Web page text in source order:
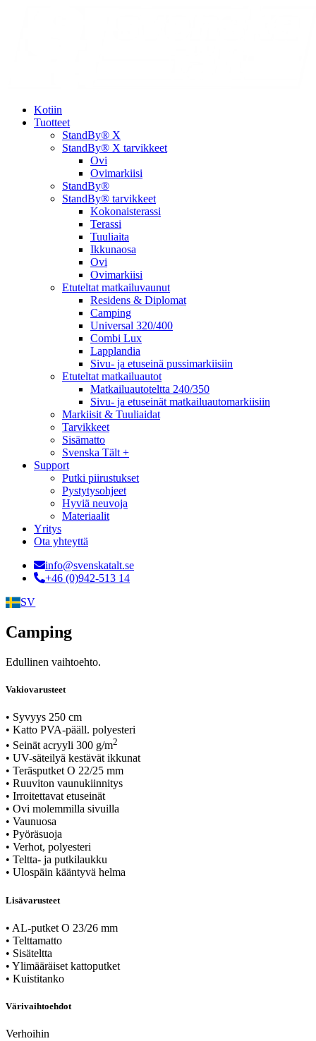
Kotiin
Tuotteet
StandBy® X
StandBy® X tarvikkeet
Ovi
Ovimarkiisi
StandBy®
StandBy® tarvikkeet
Kokonaisterassi
Terassi
Tuuliaita
Ikkunaosa
Ovi
Ovimarkiisi
Etuteltat matkailuvaunut
Residens & Diplomat
Camping
Universal 320/400
Combi Lux
Lapplandia
Sivu- ja etuseinä pussimarkiisiin
Etuteltat matkailuautot
Matkailuautoteltta 240/350
Sivu- ja etuseinät matkailuautomarkiisiin
Markiisit & Tuuliaidat
Tarvikkeet
Sisämatto
Svenska Tält +
Support
Putki piirustukset
Pystytysohjeet
Hyviä neuvoja
Materiaalit
Yritys
Ota yhteyttä
info@svenskatalt.se
+46 (0)942-513 14
SV
Camping
Edullinen vaihtoehto.
Vakiovarusteet
• Syvyys 250 cm
• Katto PVA-pääll. polyesteri
• Seinät acryyli 300 g/m2
• UV-säteilyä kestävät ikkunat
• Teräsputket O 22/25 mm
• Ruuviton vaunukiinnitys
• Irroitettavat etuseinät
• Ovi molemmilla sivuilla
• Vaunuosa
• Pyöräsuoja
• Verhot, polyesteri
• Teltta- ja putkilaukku
• Ulospäin kääntyvä helma
Lisävarusteet
• AL-putket O 23/26 mm
• Telttamatto
• Sisäteltta
• Ylimääräiset kattoputket
• Kuistitanko
Värivaihtoehdot
Verhoihin